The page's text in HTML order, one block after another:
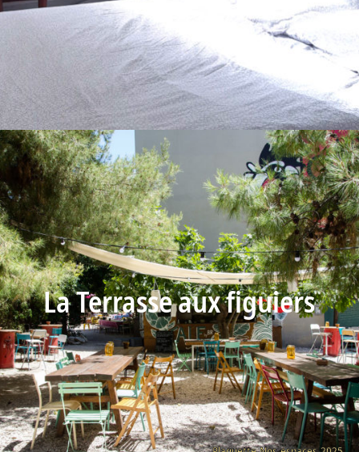
La Terrasse aux figuiers